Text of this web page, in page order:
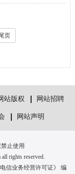
页
站版权 网站招聘
网站声明
止使用
rights reserved.
信业务经营许可证》 编